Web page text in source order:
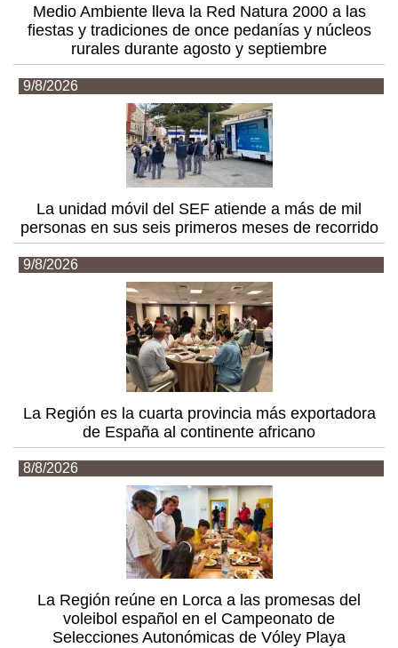
Medio Ambiente lleva la Red Natura 2000 a las
fiestas y tradiciones de once pedanías y núcleos
rurales durante agosto y septiembre
9/8/2026
La unidad móvil del SEF atiende a más de mil
personas en sus seis primeros meses de recorrido
9/8/2026
La Región es la cuarta provincia más exportadora
de España al continente africano
8/8/2026
La Región reúne en Lorca a las promesas del
voleibol español en el Campeonato de
Selecciones Autonómicas de Vóley Playa